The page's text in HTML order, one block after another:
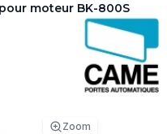
moteur BK-800S
Zoom